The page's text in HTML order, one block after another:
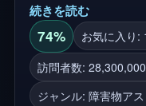
プをロックできます
続きを読む
74%
お気に入り:
訪問者数:
ジャンル: 障害物ア